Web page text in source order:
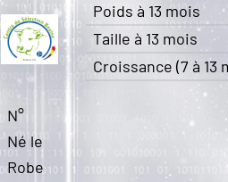
Poids à 13 mois
Taille à 13 mois
Croissance (7 à 13
N°
Né le
Robe